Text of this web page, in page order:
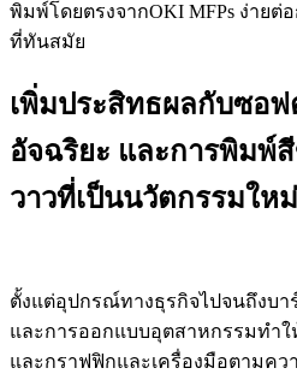
พิมพ์โดยตรงจากOKI MFPs ง่ายต่
ที่ทันสมัย
เพิ่มประสิทธผลกับซอ
อัจฉริยะ และการพิมพ์
วาวที่เป็นนวัตกรรมใหม่
ตั้งแต่อุปกรณ์ทางธุรกิจไปจนถึงบ
และการออกแบบอุตสาหกรรมทำ
และกราฟฟิกและเครื่องมือตามค